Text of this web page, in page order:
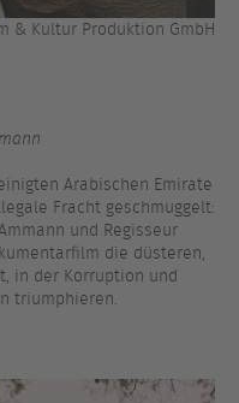
& Kultur Produktion GmbH
Arabischen Emirate
Fracht geschmuggelt:
und Regisseur
die düsteren,
in der Korruption und
triumphieren.